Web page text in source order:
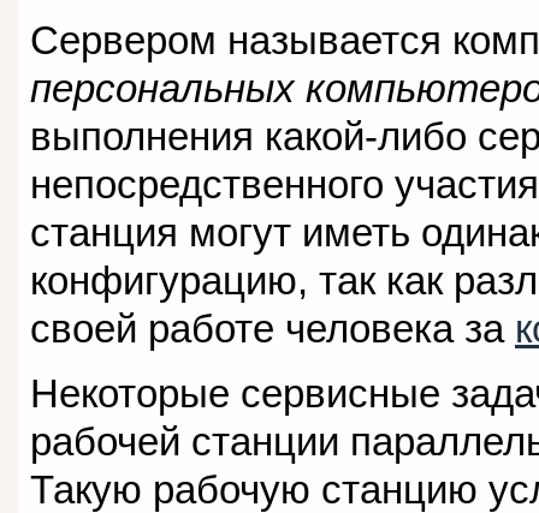
Сервером называется
персональных
выполнения какой-либо
непосредственного
станция могут иметь
конфигурацию, так как
своей работе человека за
Некоторые сервисные
рабочей станции
Такую рабочую станцию